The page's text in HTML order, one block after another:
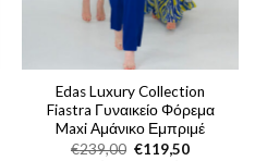
Edas Luxury Collection
Fiastra Γυναικείο Φόρεμα
Maxi Αμάνικο Εμπριμέ
€239,00 Original
€119,50Η